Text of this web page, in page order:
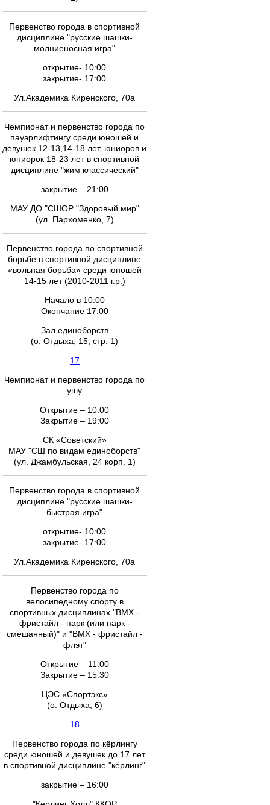
Первенство города в спортивной
дисциплине "русские шашки-
молниеносная игра"
открытие- 10:00
закрытие- 17:00
Ул.Академика Киренского, 70а
Чемпионат и первенство города по
пауэрлифтингу cреди юношей и
девушек 12-13,14-18 лет, юниоров и
юниорок 18-23 лет в спортивной
дисциплине "жим классический"
закрытие – 21:00
МАУ ДО "СШОР "Здоровый мир"
(ул. Пархоменко, 7)
Первенство города по спортивной
борьбе в спортивной дисциплине
«вольная борьба» среди юношей
14-15 лет (2010-2011 г.р.)
Начало в 10:00
Окончание 17:00
Зал единоборств
(о. Отдыха, 15, стр. 1)
17
Чемпионат и первенство города по
ушу
Открытие – 10:00
Закрытие – 19:00
СК «Советский»
МАУ "СШ по видам единоборств"
(ул. Джамбульская, 24 корп. 1)
Первенство города в спортивной
дисциплине "русские шашки-
быстрая игра"
открытие- 10:00
закрытие- 17:00
Ул.Академика Киренского, 70а
Первенство города по
велосипедному спорту в
спортивных дисциплинах "ВМХ -
фристайл - парк (или парк -
смешанный)" и "ВМХ - фристайл -
флэт"
Открытие – 11:00
Закрытие – 15:30
ЦЭС «Спортэкс»
(о. Отдыха, 6)
18
Первенство города по кёрлингу
среди юношей и девушек до 17 лет
в спортивной дисциплине "кёрлинг"
закрытие – 16:00